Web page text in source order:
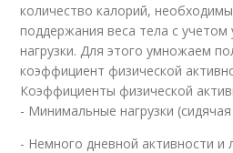
количество калорий,
поддержания веса тела с учетом
нагрузки. Для этого умножаем
коэффициент физической
Коэффициенты физической
- Минимальные нагрузки
- Немного дневной активности и